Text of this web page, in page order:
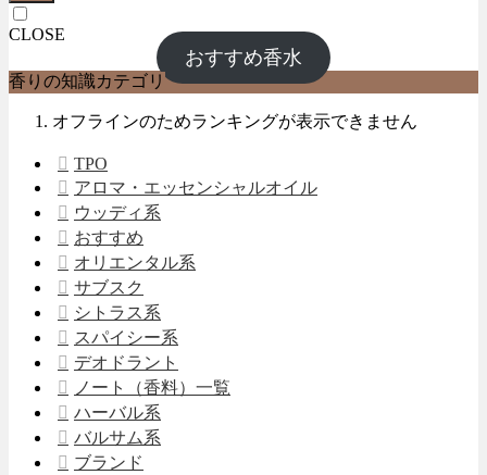
CLOSE
おすすめ香水
香りの知識カテゴリ
オフラインのためランキングが表示できません
TPO
アロマ・エッセンシャルオイル
ウッディ系
おすすめ
オリエンタル系
サブスク
シトラス系
スパイシー系
デオドラント
ノート（香料）一覧
ハーバル系
バルサム系
ブランド